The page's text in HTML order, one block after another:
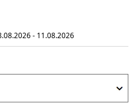
- 11.08.2026